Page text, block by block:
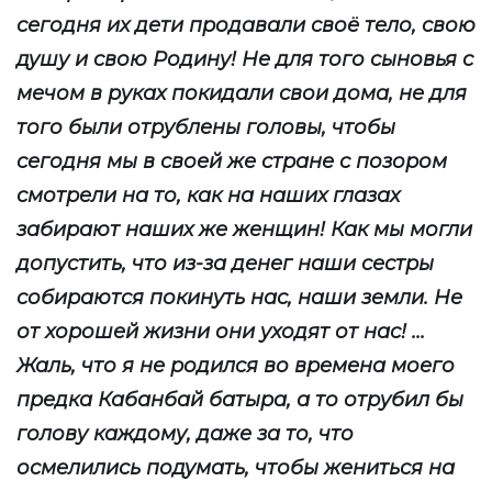
сегодня их дети продавали своё тело, свою
душу и свою Родину! Не для того сыновья с
мечом в руках покидали свои дома, не для
того были отрублены головы, чтобы
сегодня мы в своей же стране с позором
смотрели на то, как на наших глазах
забирают наших же женщин! Как мы могли
допустить, что из-за денег наши сестры
собираются покинуть нас, наши земли. Не
от хорошей жизни они уходят от нас! ...
Жаль, что я не родился во времена моего
предка Кабанбай батыра, а то отрубил бы
голову каждому, даже за то, что
осмелились подумать, чтобы жениться на